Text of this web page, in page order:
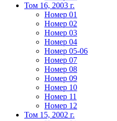
Том 16, 2003 г.
Номер 01
Номер 02
Номер 03
Номер 04
Номер 05-06
Номер 07
Номер 08
Номер 09
Номер 10
Номер 11
Номер 12
Том 15, 2002 г.